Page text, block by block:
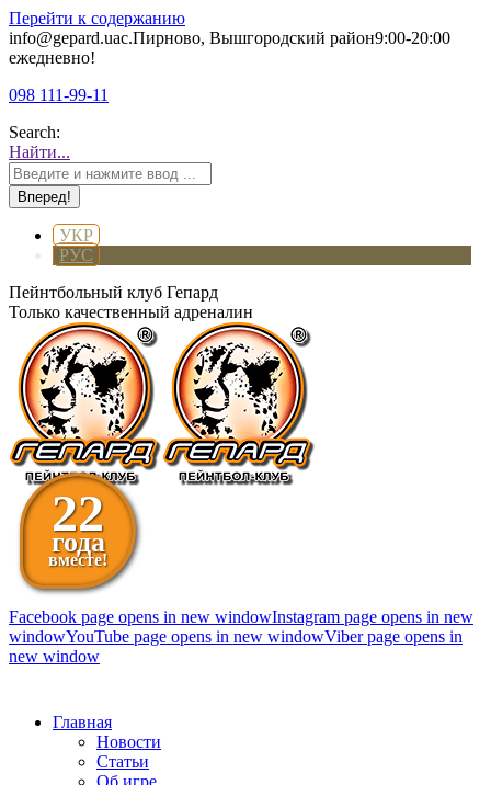
Перейти к содержанию
info@gepard.uaс.Пирново, Вышгородский район9:00-20:00
ежедневно!
098 111-99-11
Search:
Найти...
УКР
РУС
Пейнтбольный клуб Гепард
Только качественный адреналин
22
года
вместе!
Facebook page opens in new windowInstagram page opens in new
windowYouTube page opens in new windowViber page opens in
new window
Главная
Новости
Статьи
Об игре